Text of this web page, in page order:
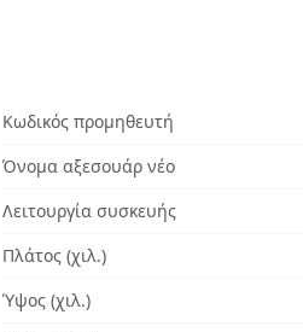
Κωδικός προμηθευτή
Όνομα αξεσουάρ νέο
Λειτουργία συσκευής
Πλάτος (χιλ.)
Ύψος (χιλ.)